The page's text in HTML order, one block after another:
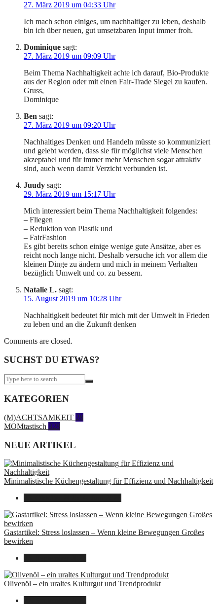
27. März 2019 um 04:33 Uhr
Ich mach schon einiges, um nachhaltiger zu leben, deshalb
bin ich über neuen, gut umsetzbaren Input immer froh.
Dominique sagt:
27. März 2019 um 09:09 Uhr
Beim Thema Nachhaltigkeit achte ich darauf, Bio-Produkte
aus der Region oder mit einen Fair-Trade Siegel zu kaufen.
Gruss,
Dominique
Ben sagt:
27. März 2019 um 09:20 Uhr
Nachhaltiges Denken und Handeln müsste so kommuniziert
und gelebt werden, dass sie für möglichst viele Menschen
akzeptabel und für immer mehr Menschen sogar attraktiv
sind, auch wenn damit Verzicht verbunden ist.
Juudy sagt:
29. März 2019 um 15:17 Uhr
Mich interessiert beim Thema Nachhaltigkeit folgendes:
– Fliegen
– Reduktion von Plastik und
– FairFashion
Es gibt bereits schon einige wenige gute Ansätze, aber es
reicht noch lange nicht. Deshalb versuche ich vor allem die
kleinen Dinge zu ändern und mich in meinem Verhalten
bezüglich Umwelt und co. zu bessern.
Natalie L. sagt:
15. August 2019 um 10:28 Uhr
Nachhaltigkeit bedeutet für mich mit der Umwelt in Frieden
zu leben und an die Zukunft denken
Comments are closed.
SUCHST DU ETWAS?
KATEGORIEN
(M)ACHTSAMKEIT 28
MOMtastisch 328
NEUE ARTIKEL
Minimalistische Küchengestaltung für Effizienz und Nachhaltigkeit
Gastartikel: Stress loslassen – Wenn kleine Bewegungen Großes
bewirken
Olivenöl – ein uraltes Kulturgut und Trendprodukt